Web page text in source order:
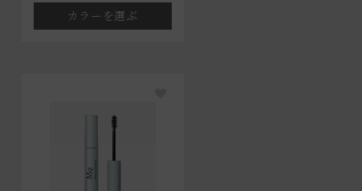
カラーを選ぶ